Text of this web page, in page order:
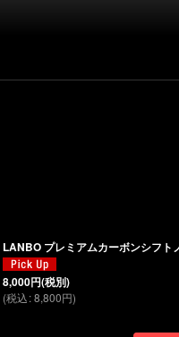
LANBO プレミアムカーボンシフト
8,000円(税別)
(税込:8,800円)